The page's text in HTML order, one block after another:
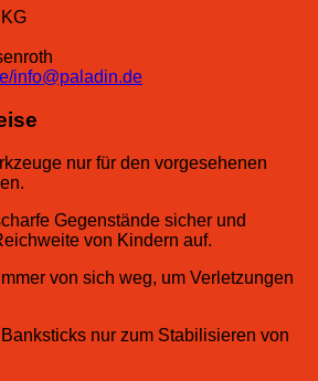
info@paladin.de
nur für den vorgesehenen
Gegenstände sicher und
von Kindern auf.
von sich weg, um Verletzungen
nur zum Stabilisieren von